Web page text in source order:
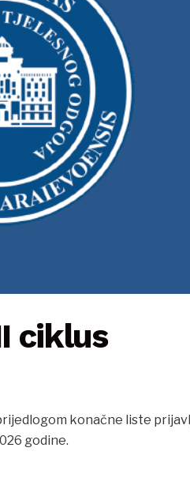
ciklus
konačne liste
godine.